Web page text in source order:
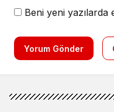
Beni yeni yazılarda
Yorum Gönder